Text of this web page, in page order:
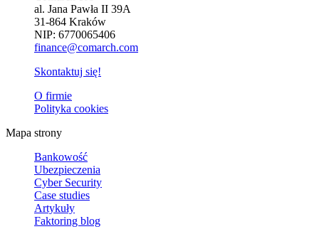
al. Jana Pawła II 39A
31-864 Kraków
NIP: 6770065406
finance@comarch.com
Skontaktuj się!
O firmie
Polityka cookies
Mapa strony
Bankowość
Ubezpieczenia
Cyber Security
Case studies
Artykuły
Faktoring blog